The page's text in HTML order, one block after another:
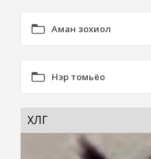
Аман зохиол
Нэр томьёо
ХӨЛӨГ